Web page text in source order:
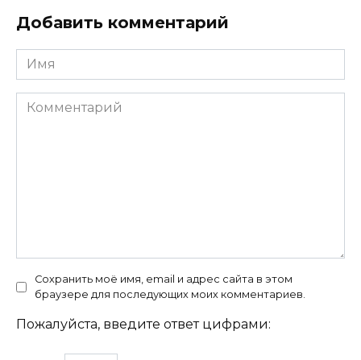
Добавить комментарий
Имя
Комментарий
Сохранить моё имя, email и адрес сайта в этом
браузере для последующих моих комментариев.
Пожалуйста, введите ответ цифрами: